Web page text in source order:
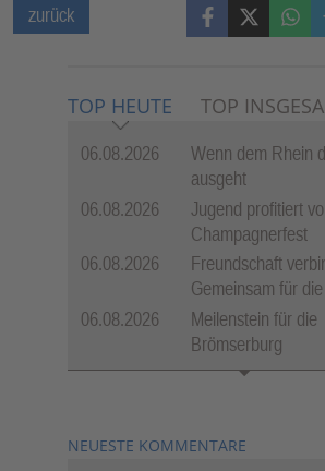
zurück FacebookX (Twitter)
TOP HEUTE TOP
06.08.2026
Wenn dem Rhein
ausgeht
06.08.2026
Jugend profitiert
Champagnerfest
06.08.2026
Freundschaft
Gemeinsam für
06.08.2026
Meilenstein für die
Brömserburg
NEUESTE KOMMENTARE